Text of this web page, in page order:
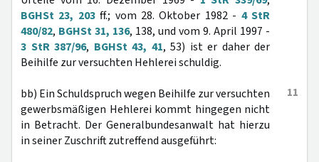
BGHSt 23, 203ff.; vom 28. Oktober 1982 - 4 StR
480/82, BGHSt 31, 136, 138, und vom 9. April 1997 -
3 StR 387/96, BGHSt 43, 41, 53) ist er daher der
Beihilfe zur versuchten Hehlerei schuldig.
11
bb) Ein Schuldspruch wegen Beihilfe zur versuchten
gewerbsmäßigen Hehlerei kommt hingegen nicht
in Betracht. Der Generalbundesanwalt hat hierzu
in seiner Zuschrift zutreffend ausgeführt: